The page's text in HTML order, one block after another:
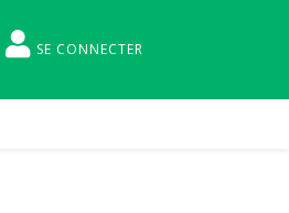
SE CONNECTER